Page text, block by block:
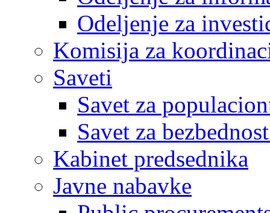
Odeljenje za
Komisija za
Saveti
Savet za
Savet za
Kabinet predsednika
Javne nabavke